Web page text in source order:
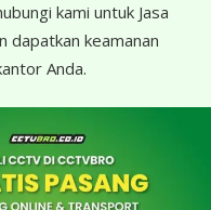
kami untuk Jasa
dapatkan keamanan
Anda.